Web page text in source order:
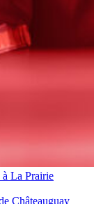
à La Prairie
Châteauguay